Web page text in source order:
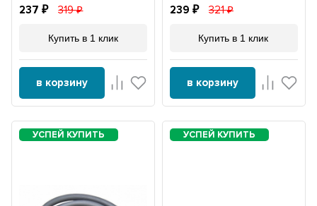
237 319
Купить в 1 клик
в корзину
239 321
Купить в 1 клик
в корзину